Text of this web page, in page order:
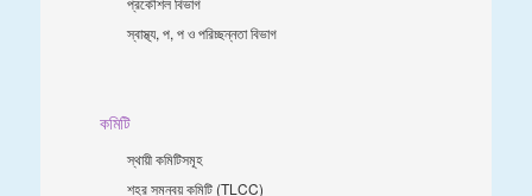
স্বাস্থ্য, প, প ও পরিচ্ছন্নতা ‍বিভাগ
কমিটি
স্থায়ী কমিটিসমূহ
শহর সমন্বয় কমিটি (TLCC)